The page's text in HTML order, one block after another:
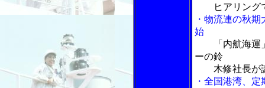
ヒアリング
・物流連の秋
始
「内航海運
ーの鈴
木修社長が
・全国港湾、